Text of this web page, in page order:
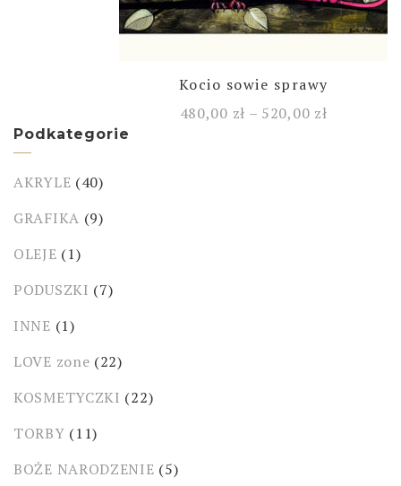
Kocio sowie sprawy
480,00 zł – 520,00 zł
Podkategorie
AKRYLE (40)
GRAFIKA (9)
OLEJE (1)
PODUSZKI (7)
INNE (1)
LOVE zone (22)
KOSMETYCZKI (22)
TORBY (11)
BOŻE NARODZENIE (5)